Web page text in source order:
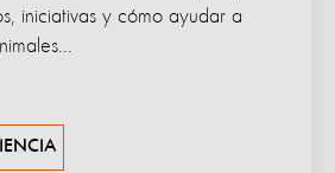
iniciativas y cómo ayudar a